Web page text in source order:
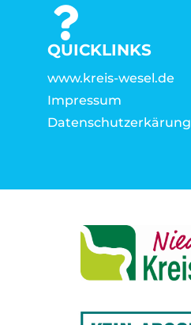
QUICKLINKS
www.kreis-wesel.de
Impressum
Datenschutzerkärung